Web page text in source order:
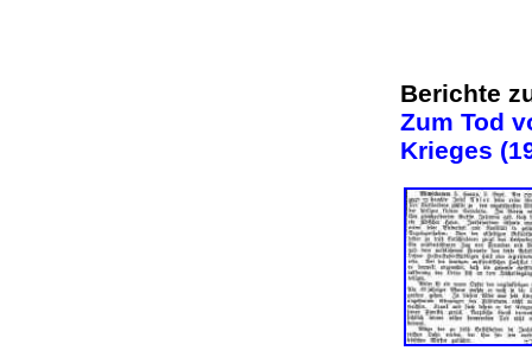
Berichte
Zum Tod
Krieges